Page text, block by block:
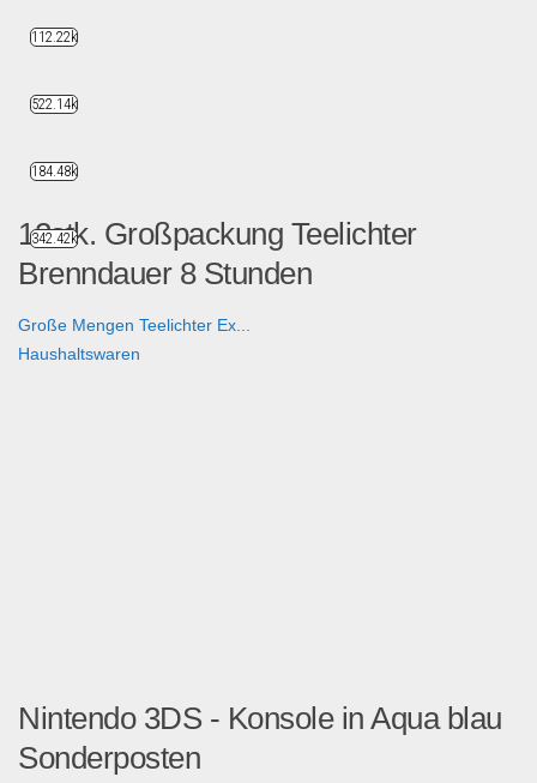
12stk. Großpackung Teelichter
Brenndauer 8 Stunden
Große Mengen Teelichter Ex...
Haushaltswaren
Nintendo 3DS - Konsole in Aqua blau
Sonderposten
112.22k
522.14k
184.48k
342.42k